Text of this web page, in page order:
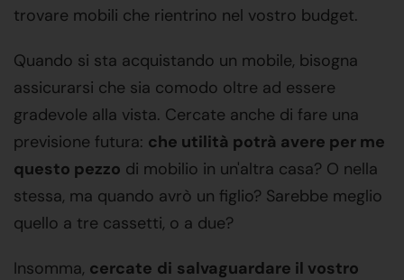
trovare mobili che rientrino nel vostro budget.
Quando si sta acquistando un mobile, bisogna
assicurarsi che sia comodo oltre ad essere
gradevole alla vista. Cercate anche di fare una
previsione futura: che utilità potrà avere per me
questo pezzo di mobilio in un'altra casa? O nella
stessa, ma quando avrò un figlio? Sarebbe meglio
quello a tre cassetti, o a due?
Insomma, cercate di salvaguardare il vostro